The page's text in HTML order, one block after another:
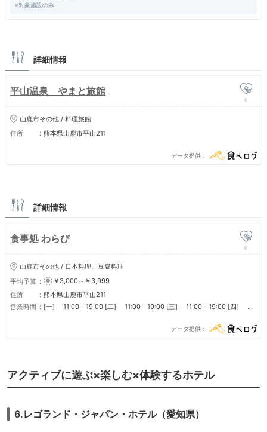
※対象施設のみ
詳細情報
平山温泉 やまと旅館
0
山鹿市その他 / 料理旅館
住所
熊本県山鹿市平山211
データ提供
詳細情報
食事処 わらび
0
山鹿市その他 / 日本料理、豆腐料理
平均予算
￥3,000～￥3,999
住所
熊本県山鹿市平山211
営業時間
[一] 11:00 - 19:00 [二] 11:00 - 19:00 [三] 11:00 - 19:00 [四]
データ提供
アクティブに遊ぶ×楽しむ×体験するホテル
6.レゴランド・ジャパン・ホテル（愛知県）